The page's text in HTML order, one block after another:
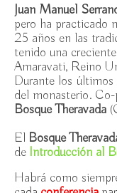
Juan Manuel
pero ha practicado
25 años en las
tenido una
Amaravati, Reino
Durante los
del monasterio. Co-
Bosque Theravada
El Bosque
de Introducción al
Habrá como